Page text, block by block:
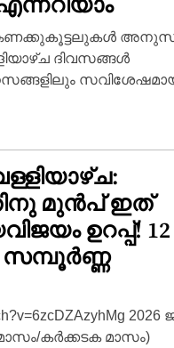
ദിവസങ്ങൾ
ഗ്രഹങ്ങൾ
മുൻപ് ഇത്
ഉറപ്പ്! 12
സമ്പൂർണ്ണ
കർക്കടക മാസം)